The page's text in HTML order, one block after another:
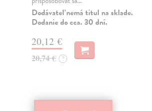
Dodávateľ nemá titul na sklade.
Dodanie do cca. 30 dní.
20,12 €
20,74 € ?